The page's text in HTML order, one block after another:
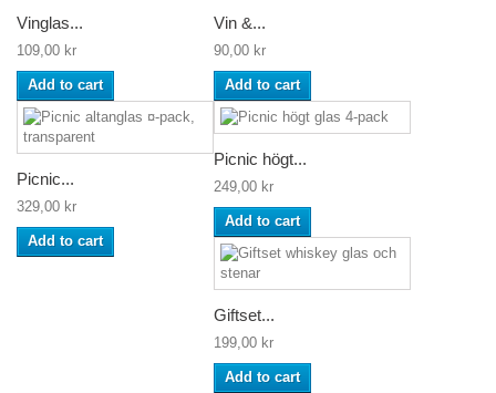
Vinglas...
109,00 kr
Add to cart
Vin &...
90,00 kr
Add to cart
Picnic...
329,00 kr
Add to cart
Picnic högt...
249,00 kr
Add to cart
Giftset...
199,00 kr
Add to cart